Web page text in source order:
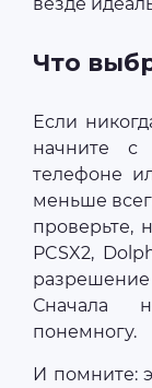
везде
Что
Если
начните с
телефоне
меньше
проверьте,
PCSX2,
Сначала
понемногу.
И помните: